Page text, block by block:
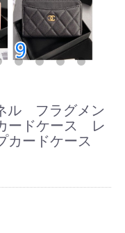
ル フラグメン
ードケース レ
ードケース